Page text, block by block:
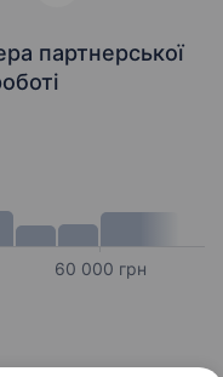
партнерської
60 000 грн